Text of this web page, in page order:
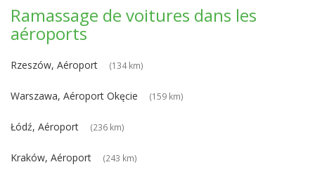
Ramassage de voitures dans les
aéroports
Rzeszów, Aéroport (134 km)
Warszawa, Aéroport Okęcie (159 km)
Łódź, Aéroport (236 km)
Kraków, Aéroport (243 km)